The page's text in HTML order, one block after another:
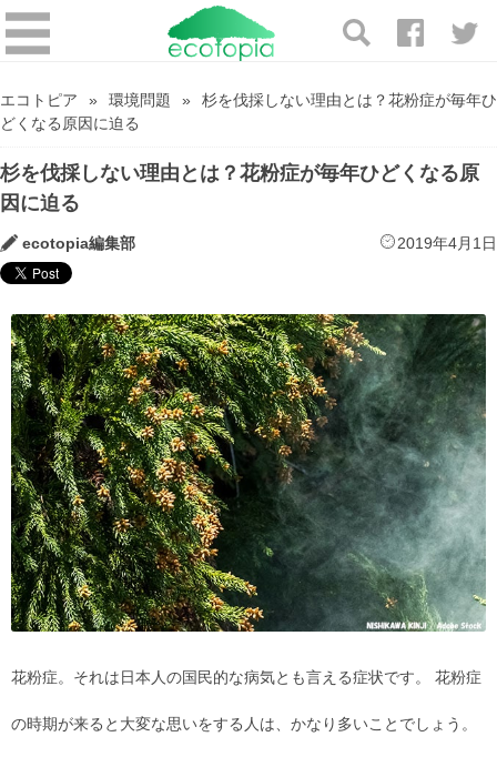
エコトピア 環境問題
杉を伐採しない理由とは？花粉症が毎年ひ
どくなる原因に迫る
杉を伐採しない理由とは？花粉症が毎年ひどくなる原
因に迫る
ecotopia編集部 2019年4月1日
花粉症。それは日本人の国民的な病気とも言える症状です。 花粉症
の時期が来ると大変な思いをする人は、かなり多いことでしょう。